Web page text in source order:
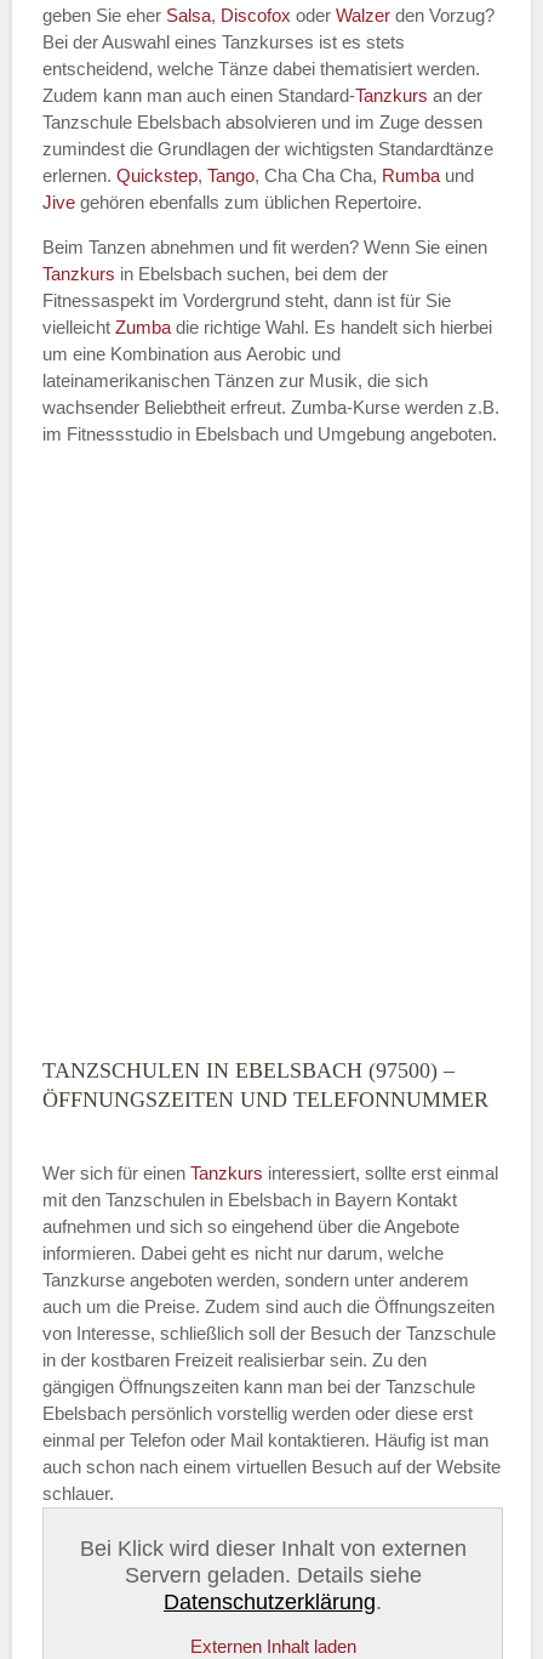
Name des Tanzkurs*
Tanzart*
geben Sie eher Salsa, Discofox oder Walzer den Vorzug?
Bei der Auswahl eines Tanzkurses ist es stets
entscheidend, welche Tänze dabei thematisiert werden.
Zudem kann man auch einen Standard-Tanzkurs an der
Tanzschule Ebelsbach absolvieren und im Zuge dessen
zumindest die Grundlagen der wichtigsten Standardtänze
erlernen. Quickstep, Tango, Cha Cha Cha, Rumba und
Jive gehören ebenfalls zum üblichen Repertoire.
Beim Tanzen abnehmen und fit werden? Wenn Sie einen
Tanzkurs in Ebelsbach suchen, bei dem der
Fitnessaspekt im Vordergrund steht, dann ist für Sie
vielleicht Zumba die richtige Wahl. Es handelt sich hierbei
um eine Kombination aus Aerobic und
lateinamerikanischen Tänzen zur Musik, die sich
wachsender Beliebtheit erfreut. Zumba-Kurse werden z.B.
im Fitnessstudio in Ebelsbach und Umgebung angeboten.
TANZSCHULEN IN EBELSBACH (97500) –
ÖFFNUNGSZEITEN UND TELEFONNUMMER
Wer sich für einen Tanzkurs interessiert, sollte erst einmal
mit den Tanzschulen in Ebelsbach in Bayern Kontakt
aufnehmen und sich so eingehend über die Angebote
informieren. Dabei geht es nicht nur darum, welche
Tanzkurse angeboten werden, sondern unter anderem
auch um die Preise. Zudem sind auch die Öffnungszeiten
von Interesse, schließlich soll der Besuch der Tanzschule
in der kostbaren Freizeit realisierbar sein. Zu den
gängigen Öffnungszeiten kann man bei der Tanzschule
Ebelsbach persönlich vorstellig werden oder diese erst
einmal per Telefon oder Mail kontaktieren. Häufig ist man
auch schon nach einem virtuellen Besuch auf der Website
schlauer.
Bei Klick wird dieser Inhalt von externen
Servern geladen. Details siehe
Datenschutzerklärung.
Externen Inhalt laden